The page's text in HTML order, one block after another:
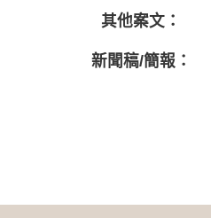
其他案文：
新聞稿/簡報：